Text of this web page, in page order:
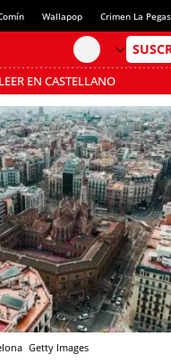
Wallapop Crimen La
LEER EN CASTELLANO
al MODO AHORRO
Getty Images